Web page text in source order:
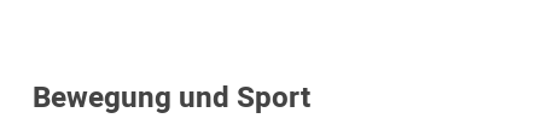
Bewegung und Sport